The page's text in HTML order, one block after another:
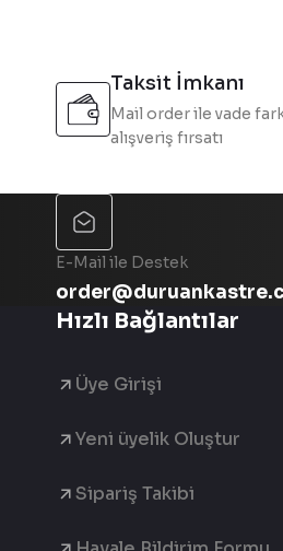
Taksit İmkanı
Mail order ile vade
alışveriş fırsatı
E-Mail ile Destek
Hızlı Bağlantılar
Üye Girişi
Yeni üyelik Oluştur
Sipariş Takibi